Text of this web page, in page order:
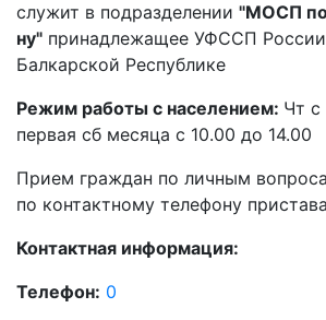
служит в подразделении "МОСП по
ну" принадлежащее УФССП
Балкарской Республике
Режим работы с населением: Чт с
первая сб месяца с 10.00 до 14.00
Прием граждан по личным
по контактному телефону пристава
Контактная информация:
Телефон: 0